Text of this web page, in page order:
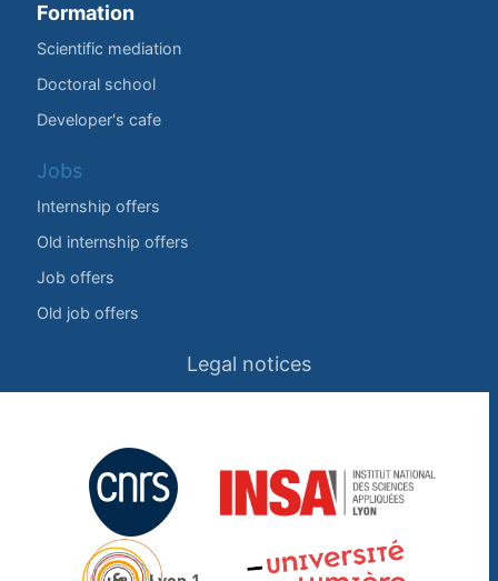
Formation
Scientific mediation
Doctoral school
Developer's cafe
Jobs
Internship offers
Old internship offers
Job offers
Old job offers
Legal notices